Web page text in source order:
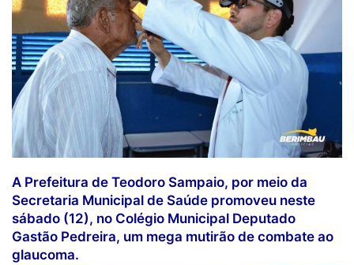
A Prefeitura de Teodoro Sampaio, por meio da
Secretaria Municipal de Saúde promoveu neste
sábado (12), no Colégio Municipal Deputado
Gastão Pedreira, um mega mutirão de combate ao
glaucoma.